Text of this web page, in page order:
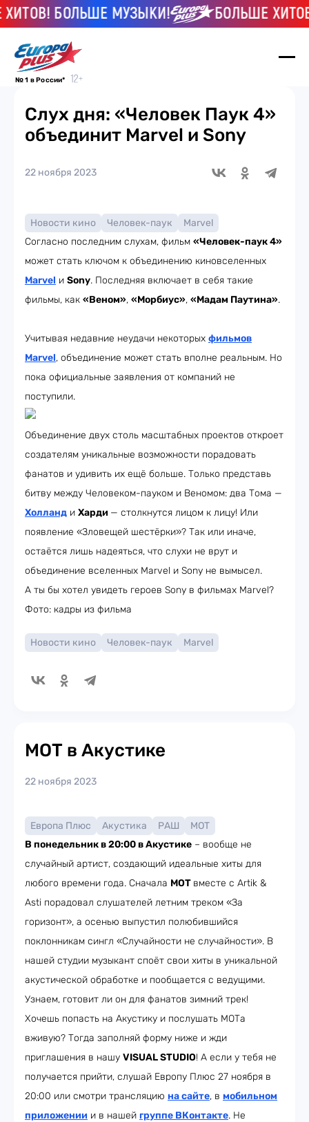
БОЛЬШЕ МУЗЫКИ! БОЛЬШЕ
№ 1 в России*
Слух дня: «Человек Паук 4»
объединит Marvel и Sony
22 ноября 2023
Новости кино Человек-паук
Marvel
Согласно последним слухам, фильм «Человек-паук 4»
может стать ключом к объединению киновселенных
Marvel и Sony. Последняя включает в себя такие
фильмы, как «Веном», «Морбиус», «Мадам Паутина».
Учитывая недавние неудачи некоторых фильмов
Marvel, объединение может стать вполне реальным. Но
пока официальные заявления от компаний не
поступили.
Объединение двух столь масштабных проектов откроет
создателям уникальные возможности порадовать
фанатов и удивить их ещё больше. Только представь
битву между Человеком-пауком и Веномом: два Тома —
Холланд и Харди — столкнутся лицом к лицу! Или
появление «Зловещей шестёрки»? Так или иначе,
остаётся лишь надеяться, что слухи не врут и
объединение вселенных Marvel и Sony не вымысел.
А ты бы хотел увидеть героев Sony в фильмах Marvel?
Фото: кадры из фильма
Новости кино Человек-паук Marvel
МОТ в Акустике
22 ноября 2023
Европа Плюс Акустика РАШ
МОТ
В понедельник в 20:00 в Акустике – вообще не
случайный артист, создающий идеальные хиты для
любого времени года. Сначала МОТ вместе с Artik &
Asti порадовал слушателей летним треком «За
горизонт», а осенью выпустил полюбившийся
поклонникам сингл «Случайности не случайности». В
нашей студии музыкант споёт свои хиты в уникальной
акустической обработке и пообщается с ведущими.
Узнаем, готовит ли он для фанатов зимний трек!
Хочешь попасть на Акустику и послушать МОТа
вживую? Тогда заполняй форму ниже и жди
приглашения в нашу VISUAL STUDIO! А если у тебя не
получается прийти, слушай Европу Плюс 27 ноября в
20:00 или смотри трансляцию на сайте, в мобильном
приложении и в нашей группе ВКонтакте. Не